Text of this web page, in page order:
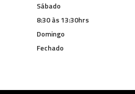
Sábado
8:30 às 13:30hrs
Domingo
Fechado